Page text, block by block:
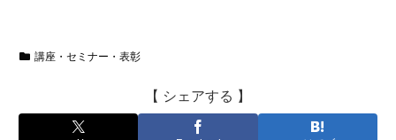
講座・セミナー・表彰
【 シェアする 】